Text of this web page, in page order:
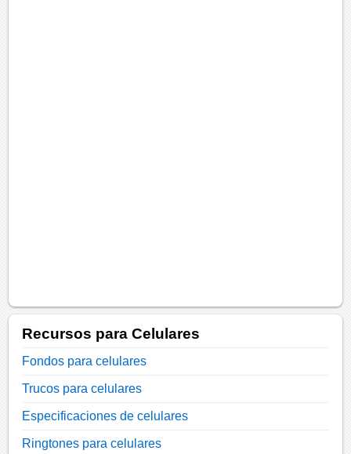
Recursos para Celulares
Fondos para celulares
Trucos para celulares
Especificaciones de celulares
Ringtones para celulares